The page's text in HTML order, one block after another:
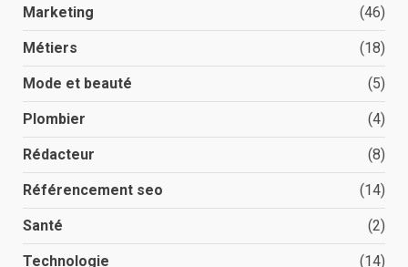
Marketing (46)
Métiers (18)
Mode et beauté (5)
Plombier (4)
Rédacteur (8)
Référencement seo (14)
Santé (2)
Technologie (14)